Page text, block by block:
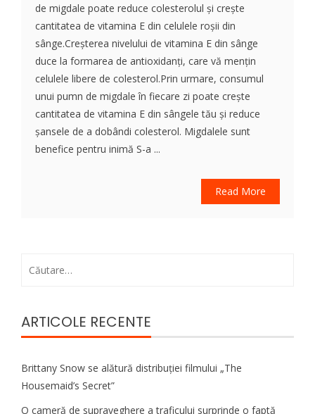
de migdale poate reduce colesterolul și crește
cantitatea de vitamina E din celulele roșii din
sânge.Creșterea nivelului de vitamina E din sânge
duce la formarea de antioxidanți, care vă mențin
celulele libere de colesterol.Prin urmare, consumul
unui pumn de migdale în fiecare zi poate crește
cantitatea de vitamina E din sângele tău și reduce
șansele de a dobândi colesterol. Migdalele sunt
benefice pentru inimă S-a ...
Read More
ARTICOLE RECENTE
Brittany Snow se alătură distribuției filmului „The
Housemaid’s Secret”
O cameră de supraveghere a traficului surprinde o faptă